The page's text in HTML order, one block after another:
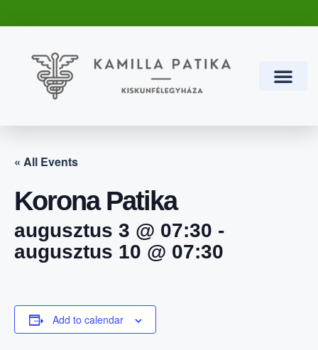
« All Events
Korona Patika
augusztus 3 @ 07:30 -
augusztus 10 @ 07:30
Add to calendar